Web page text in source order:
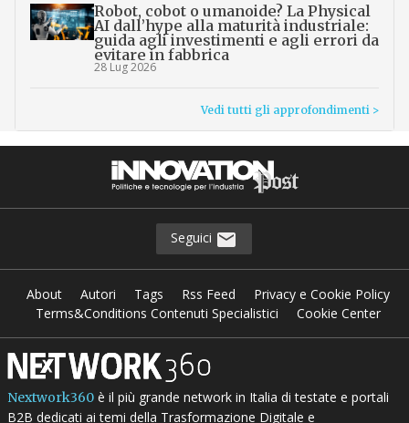
Robot, cobot o umanoide? La Physical
AI dall’hype alla maturità industriale:
guida agli investimenti e agli errori da
evitare in fabbrica
28 Lug 2026
Vedi tutti gli approfondimenti >
Seguici
About Autori Tags Rss Feed
Privacy e Cookie Policy
Terms&Conditions Contenuti Specialistici
Cookie Center
Nextwork360è il più grande network in Italia di testate e portali
B2B dedicati ai temi della Trasformazione Digitale e